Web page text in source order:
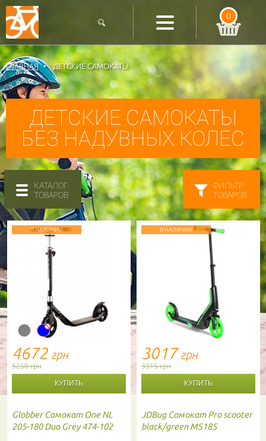
0
ГЛАВНАЯ ДЕТСКИЕ САМОКАТЫ
ДЕТСКИЕ САМОКАТЫ
БЕЗ НАДУВНЫХ КОЛЕС
КАТАЛОГ
ТОВАРОВ
ФИЛЬТР
ТОВАРОВ
В НАЛИЧИИ
4672 грн
5250 грн
Globber Самокат One NL
205-180 Duo Grey 474-102
В НАЛИЧИИ
3017грн
3315 грн
JDBug Самокат Pro scooter
black/green MS185